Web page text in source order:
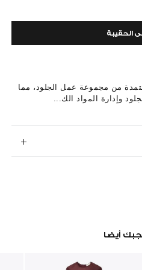
الحقيبة
من مجموعة عمل الجلود، مما
وإدارة المواد الك...
أيضا